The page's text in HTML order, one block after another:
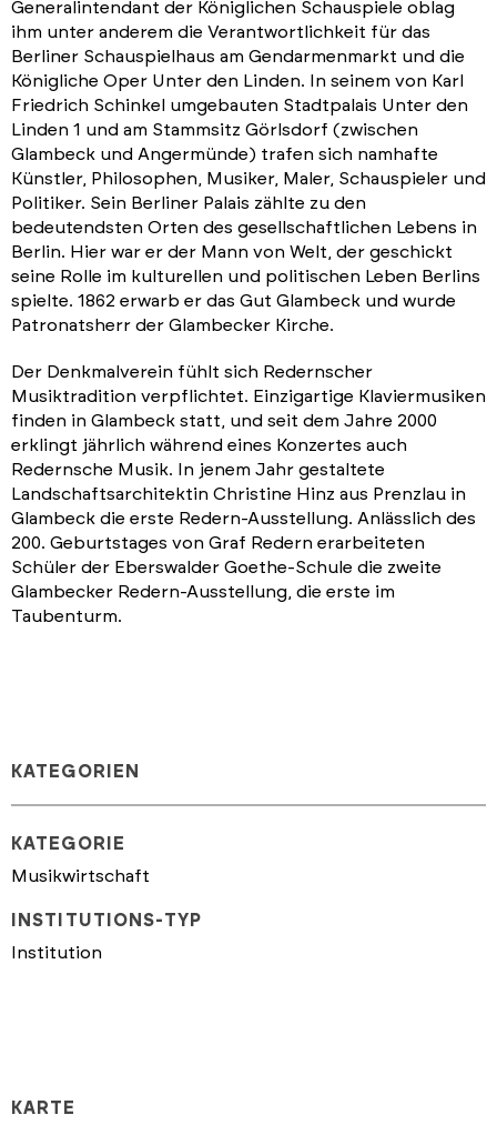
Generalintendant der Königlichen Schauspiele oblag
ihm unter anderem die Verantwortlichkeit für das
Berliner Schauspielhaus am Gendarmenmarkt und die
Königliche Oper Unter den Linden. In seinem von Karl
Friedrich Schinkel umgebauten Stadtpalais Unter den
Linden 1 und am Stammsitz Görlsdorf (zwischen
Glambeck und Angermünde) trafen sich namhafte
Künstler, Philosophen, Musiker, Maler, Schauspieler und
Politiker. Sein Berliner Palais zählte zu den
bedeutendsten Orten des gesellschaftlichen Lebens in
Berlin. Hier war er der Mann von Welt, der geschickt
seine Rolle im kulturellen und politischen Leben Berlins
spielte. 1862 erwarb er das Gut Glambeck und wurde
Patronatsherr der Glambecker Kirche.
Der Denkmalverein fühlt sich Redernscher
Musiktradition verpflichtet. Einzigartige Klaviermusiken
finden in Glambeck statt, und seit dem Jahre 2000
erklingt jährlich während eines Konzertes auch
Redernsche Musik. In jenem Jahr gestaltete
Landschaftsarchitektin Christine Hinz aus Prenzlau in
Glambeck die erste Redern-Ausstellung. Anlässlich des
200. Geburtstages von Graf Redern erarbeiteten
Schüler der Eberswalder Goethe-Schule die zweite
Glambecker Redern-Ausstellung, die erste im
Taubenturm.
KATEGORIEN
KATEGORIE
Musikwirtschaft
INSTITUTIONS-TYP
Institution
KARTE